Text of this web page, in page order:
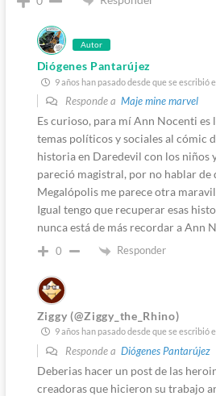
Autor
Diógenes Pantarújez
9 años han pasado desde que se escribió
Responde a Maje mine marvel
Es curioso, para mí Ann Nocenti es
temas políticos y sociales al cómic
historia en Daredevil con los niños
pareció magistral, por no hablar de
Megalópolis me parece otra
Igual tengo que recuperar esas
nunca está de más recordar a Ann
0 Responder
Ziggy (@Ziggy_the_Rhino)
9 años han pasado desde que se escribió
Responde a Diógenes Pantarújez
Deberias hacer un post de las
creadoras que hicieron su trabajo